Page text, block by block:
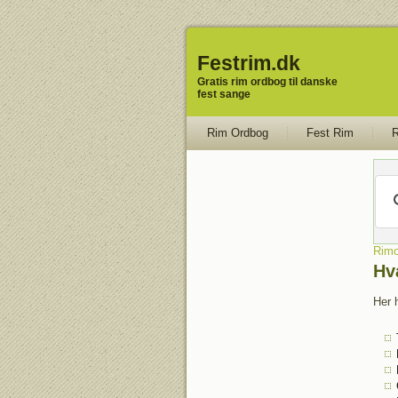
Festrim.dk
Gratis rim ordbog til danske
fest sange
Rim Ordbog Fest Rim
Her